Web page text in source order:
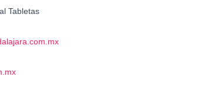
Tabletas
com.mx